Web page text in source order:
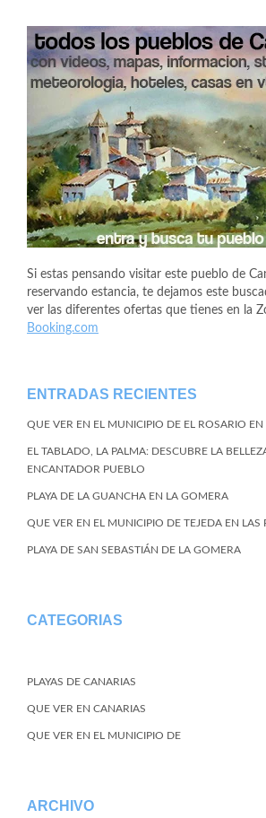
Si estas pensando visitar este pueblo de
reservando estancia, te dejamos este
ver las diferentes ofertas que tienes en la
Booking.com
ENTRADAS RECIENTES
QUE VER EN EL MUNICIPIO DE EL ROSARIO EN
EL TABLADO, LA PALMA: DESCUBRE LA
ENCANTADOR PUEBLO
PLAYA DE LA GUANCHA EN LA GOMERA
QUE VER EN EL MUNICIPIO DE TEJEDA EN LAS
PLAYA DE SAN SEBASTIÁN DE LA GOMERA
CATEGORIAS
PLAYAS DE CANARIAS
QUE VER EN CANARIAS
QUE VER EN EL MUNICIPIO DE
ARCHIVO